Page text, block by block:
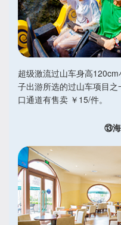
超级激流过山车身高
子出游所选的过山车项目
口通道有售卖 ￥15/件。
⑬海